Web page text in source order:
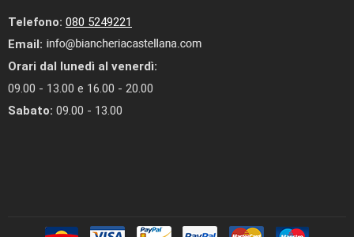
Telefono: 080 5249221
Email:
Orari dal lunedì al venerdì:
09.00 - 13.00 e 16.00 - 20.00
Sabato: 09.00 - 13.00